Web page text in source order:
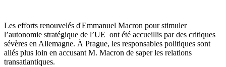
Les efforts renouvelés d'Emmanuel Macron pour stimuler
l’autonomie stratégique de l’UE ont été accueillis par des critiques
sévères en Allemagne. À Prague, les responsables politiques sont
allés plus loin en accusant M. Macron de saper les relations
transatlantiques.